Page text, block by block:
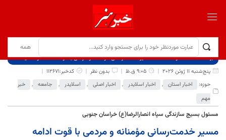
برگ نخست نوشته‌ها
مسیر خدمت‌رسانی مؤمنانه و مردمی با قوت ادامه خواهد یافت
پنج‌شنبه 11 ژوئن 2026
9:05 ق.ظ بدون نظر
کدخبر:112671
حوزه:
اخبار استان , اخبار اسلایدر , اخبار اصلی , اسلایدر , جامعه ,
خبر
مهم
مسئول بسیج سازندگی سپاه انصارالرضا(ع) خراسان جنوبی
مسیر خدمت‌رسانی مؤمنانه و مردمی با قوت ادامه